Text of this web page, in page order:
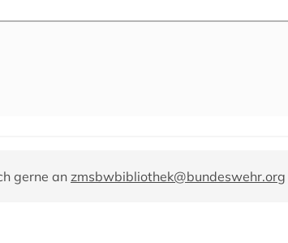
gerne an zmsbwbibliothek@bundeswehr.org